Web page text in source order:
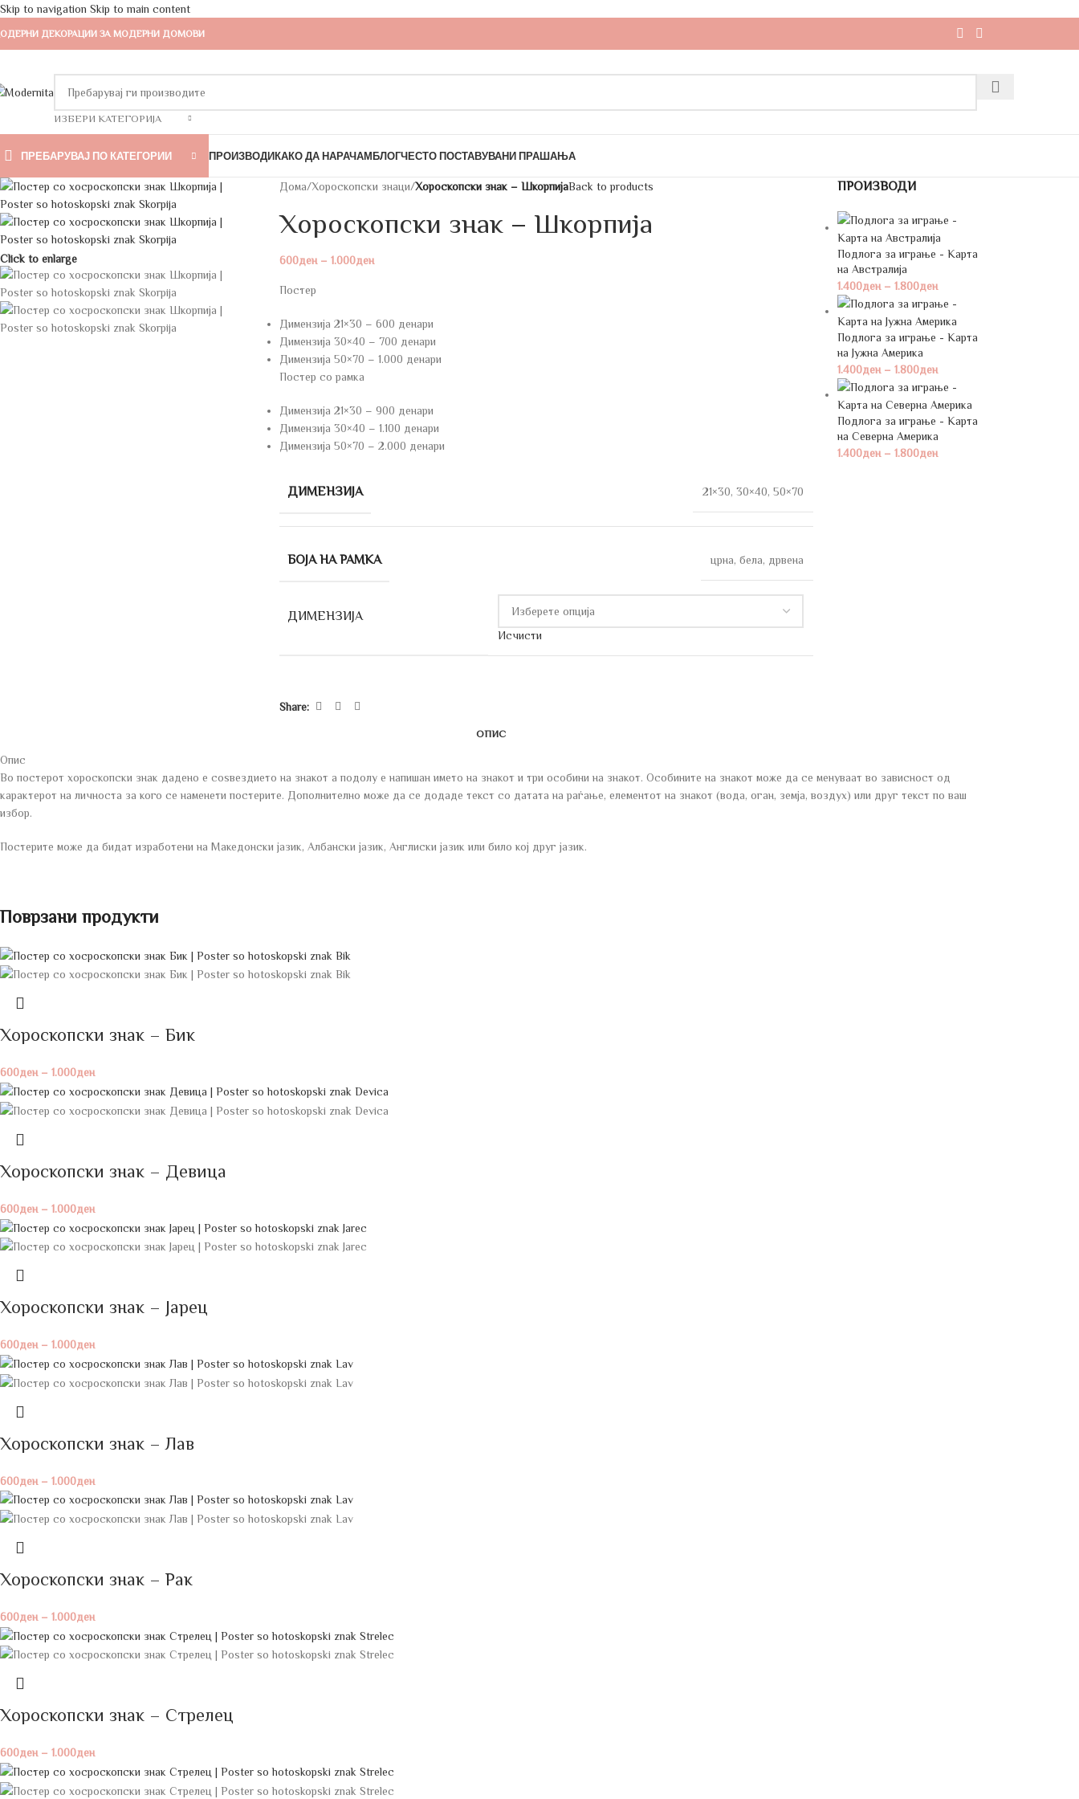
Skip to navigation Skip to main content
ДЕКОРАЦИИ ЗА МОДЕРНИ ДОМОВИ
ИЗБЕРИ КАТЕГОРИЈА
ПРЕБАРУВАЈ ПО КАТЕГОРИИ ПРОИЗВОДИКАКО ДА НАРАЧАМБЛОГЧЕСТО ПОСТАВУВАНИ ПРАШАЊА
Click to enlarge
Дома/Хороскопски знаци/Хороскопски знак – ШкорпијаBack to products
Хороскопски знак – Шкорпија
600ден– 1.000ден
Постер
Димензија 21×30 – 600 денари
Димензија 30×40 – 700 денари
Димензија 50×70 – 1.000 денари
Постер со рамка
Димензија 21×30 – 900 денари
Димензија 30×40 – 1.100 денари
Димензија 50×70 – 2.000 денари
ДИМЕНЗИЈА 21×30, 30×40, 50×70
БОЈА НА РАМКА црна, бела, дрвена
ДИМЕНЗИЈА
Исчисти
Share:
ПРОИЗВОДИ
Подлога за играње - Карта
на Австралија
1.400ден –1.800ден
Подлога за играње - Карта
на Јужна Америка
1.400ден –1.800ден
Подлога за играње - Карта
на Северна Америка
1.400ден –1.800ден
ОПИС
Опис
Во постерот хороскопски знак дадено е соѕвездието на знакот а подолу е напишан името на знакот и три особини на знакот. Особините на знакот може да се менуваат во зависност од
карактерот на личноста за кого се наменети постерите. Дополнително може да се додаде текст со датата на раѓање, елементот на знакот (вода, оган, земја, воздух) или друг текст по ваш
избор.
Постерите може да бидат изработени на Македонски јазик, Албански јазик, Англиски јазик или било кој друг јазик.
Поврзани продукти
Хороскопски знак – Бик
600ден– 1.000ден
Хороскопски знак – Девица
600ден – 1.000ден
Хороскопски знак – Јарец
600ден– 1.000ден
Хороскопски знак – Лав
600ден – 1.000ден
Хороскопски знак – Рак
600ден – 1.000ден
Хороскопски знак – Стрелец
600ден– 1.000ден